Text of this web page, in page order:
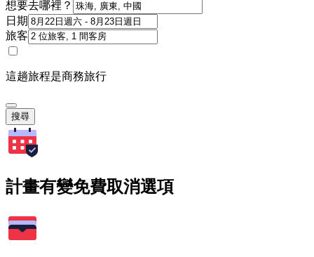
想要去哪裡？
日期
旅客
這趟旅程是商務旅行
搜尋
計畫有變免費取消選項